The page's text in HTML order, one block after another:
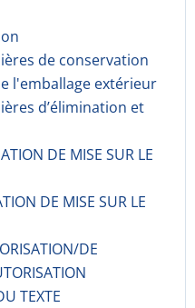
de conservation
l'emballage extérieur
d’élimination et
DE MISE SUR LE
DE MISE SUR LE
DE
TEXTE